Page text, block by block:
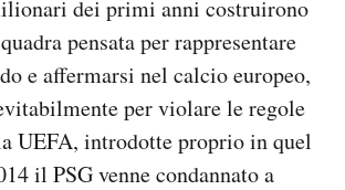
dei primi anni costruirono
pensata per rappresentare
e affermarsi nel calcio europeo,
per violare le regole
UEFA, introdotte proprio in quel
il PSG venne condannato a